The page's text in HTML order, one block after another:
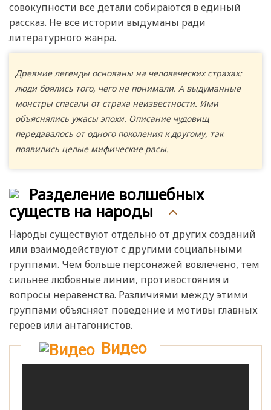
совокупности все детали собираются в единый
рассказ. Не все истории выдуманы ради
литературного жанра.
Древние легенды основаны на человеческих страхах:
люди боялись того, чего не понимали. А выдуманные
монстры спасали от страха неизвестности. Ими
объяснялись ужасы эпохи. Описание чудовищ
передавалось от одного поколения к другому, так
появились целые мифические расы.
Разделение волшебных
существ на народы
Народы существуют отдельно от других созданий
или взаимодействуют с другими социальными
группами. Чем больше персонажей вовлечено, тем
сильнее любовные линии, противостояния и
вопросы неравенства. Различиями между этими
группами объясняет поведение и мотивы главных
героев или антагонистов.
Видео